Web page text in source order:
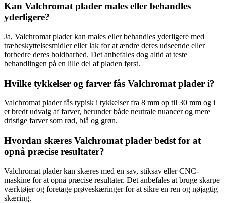
Kan Valchromat plader males eller behandles
yderligere?
Ja, Valchromat plader kan males eller behandles yderligere med
træbeskyttelsesmidler eller lak for at ændre deres udseende eller
forbedre deres holdbarhed. Det anbefales dog altid at teste
behandlingen på en lille del af pladen først.
Hvilke tykkelser og farver fås Valchromat plader i?
Valchromat plader fås typisk i tykkelser fra 8 mm op til 30 mm og i
et bredt udvalg af farver, herunder både neutrale nuancer og mere
dristige farver som rød, blå og grøn.
Hvordan skæres Valchromat plader bedst for at
opnå præcise resultater?
Valchromat plader kan skæres med en sav, stiksav eller CNC-
maskine for at opnå præcise resultater. Det anbefales at bruge skarpe
værktøjer og foretage prøveskæringer for at sikre en ren og nøjagtig
skæring.